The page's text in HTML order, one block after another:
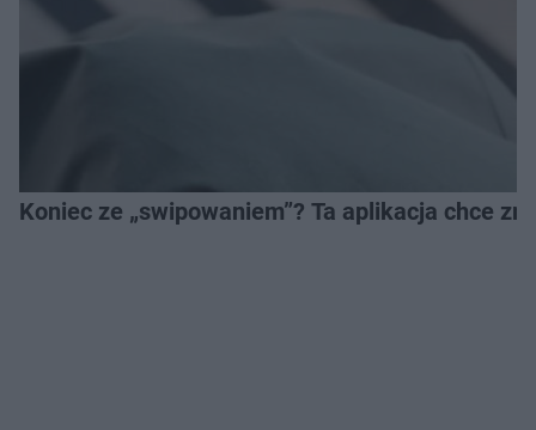
Koniec ze „swipowaniem”? Ta aplikacja chce